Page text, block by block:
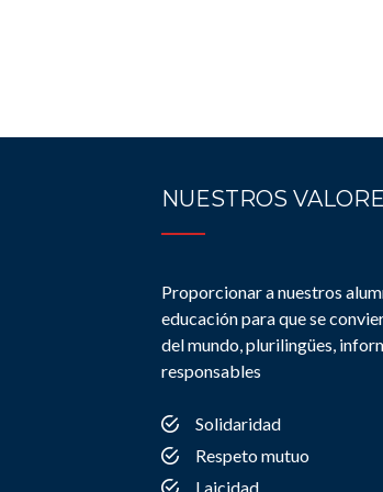
NUESTROS
Proporcionar a nuestros
educación para que se
del mundo, plurilingües,
responsables
Solidaridad
Respeto mutuo
Laicidad